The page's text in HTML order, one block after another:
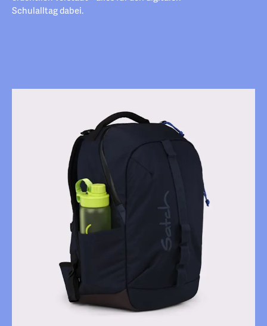
Schulalltag dabei.